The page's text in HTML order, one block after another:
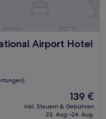
Airport Hotel
Airport Hotel
Der
Preis
beträgt
139 €
inkl. Steuern & Gebühren
23. Aug.–24. Aug.